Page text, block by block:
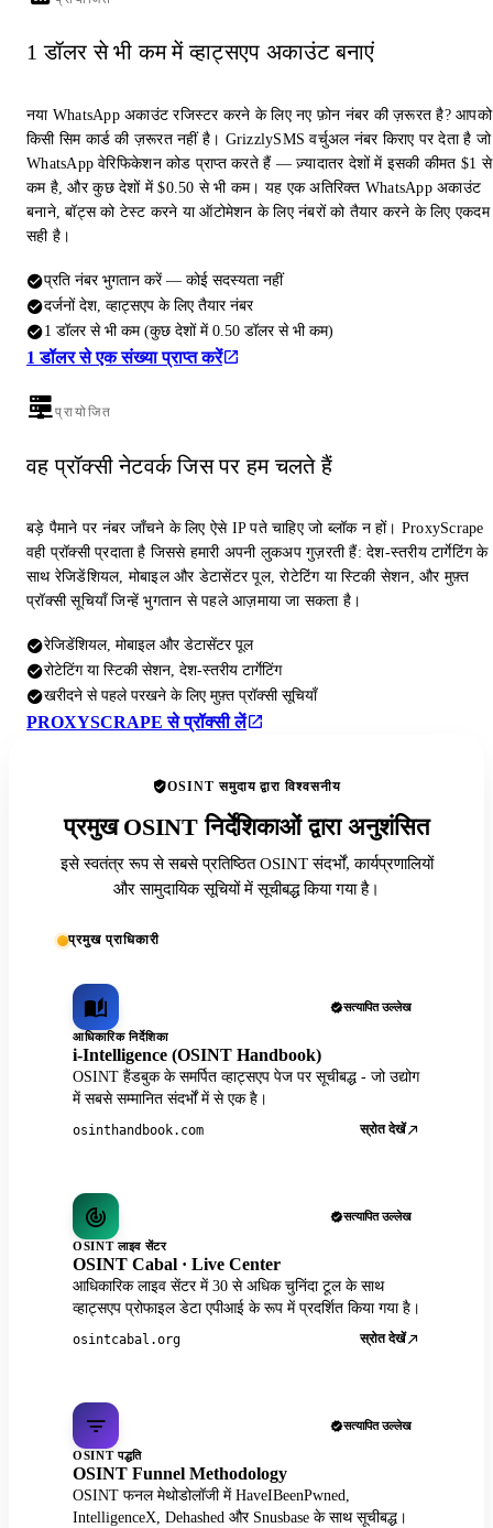
1 डॉलर से भी कम में व्हाट्सएप अकाउंट बनाएं
नया WhatsApp अकाउंट रजिस्टर करने के लिए नए फ़ोन नंबर की ज़रूरत है? आपको
किसी सिम कार्ड की ज़रूरत नहीं है। GrizzlySMS वर्चुअल नंबर किराए पर देता है जो
WhatsApp वेरिफिकेशन कोड प्राप्त करते हैं — ज़्यादातर देशों में इसकी कीमत $1 से
कम है, और कुछ देशों में $0.50 से भी कम। यह एक अतिरिक्त WhatsApp अकाउंट
बनाने, बॉट्स को टेस्ट करने या ऑटोमेशन के लिए नंबरों को तैयार करने के लिए एकदम
सही है।
प्रति नंबर भुगतान करें — कोई सदस्यता नहीं
दर्जनों देश, व्हाट्सएप के लिए तैयार नंबर
1 डॉलर से भी कम (कुछ देशों में 0.50 डॉलर से भी कम)
1 डॉलर से एक संख्या प्राप्त करें
प्रायोजित
वह प्रॉक्सी नेटवर्क जिस पर हम चलते हैं
बड़े पैमाने पर नंबर जाँचने के लिए ऐसे IP पते चाहिए जो ब्लॉक न हों। ProxyScrape
वही प्रॉक्सी प्रदाता है जिससे हमारी अपनी लुकअप गुज़रती हैं: देश-स्तरीय टार्गेटिंग के
साथ रेजिडेंशियल, मोबाइल और डेटासेंटर पूल, रोटेटिंग या स्टिकी सेशन, और मुफ़्त
प्रॉक्सी सूचियाँ जिन्हें भुगतान से पहले आज़माया जा सकता है।
रेजिडेंशियल, मोबाइल और डेटासेंटर पूल
रोटेटिंग या स्टिकी सेशन, देश-स्तरीय टार्गेटिंग
खरीदने से पहले परखने के लिए मुफ़्त प्रॉक्सी सूचियाँ
PROXYSCRAPE से प्रॉक्सी लें
OSINT समुदाय द्वारा विश्वसनीय
प्रमुख OSINT निर्देशिकाओं द्वारा अनुशंसित
इसे स्वतंत्र रूप से सबसे प्रतिष्ठित OSINT संदर्भों, कार्यप्रणालियों
और सामुदायिक सूचियों में सूचीबद्ध किया गया है।
प्रमुख प्राधिकारी
सत्यापित उल्लेख
आधिकारिक निर्देशिका
i-Intelligence (OSINT Handbook)
OSINT हैंडबुक के समर्पित व्हाट्सएप पेज पर सूचीबद्ध - जो उद्योग
में सबसे सम्मानित संदर्भों में से एक है।
osinthandbook.com स्रोत देखें
सत्यापित उल्लेख
OSINT लाइव सेंटर
OSINT Cabal · Live Center
आधिकारिक लाइव सेंटर में 30 से अधिक चुनिंदा टूल के साथ
व्हाट्सएप प्रोफाइल डेटा एपीआई के रूप में प्रदर्शित किया गया है।
osintcabal.org स्रोत देखें
सत्यापित उल्लेख
OSINT पद्धति
OSINT Funnel Methodology
OSINT फनल मेथोडोलॉजी में HaveIBeenPwned,
IntelligenceX, Dehashed और Snusbase के साथ सूचीबद्ध।